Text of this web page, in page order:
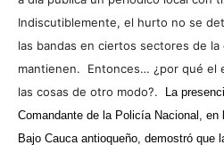
Indiscutiblemente, el hurto no se
las bandas en ciertos sectores de
mantienen. Entonces… ¿por qué el
las cosas de otro modo?.
La
Comandante de la Policía Nacional,
Bajo Cauca antioqueño, demostró que